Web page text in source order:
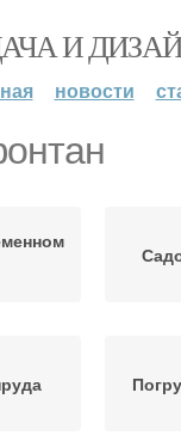
И
новости